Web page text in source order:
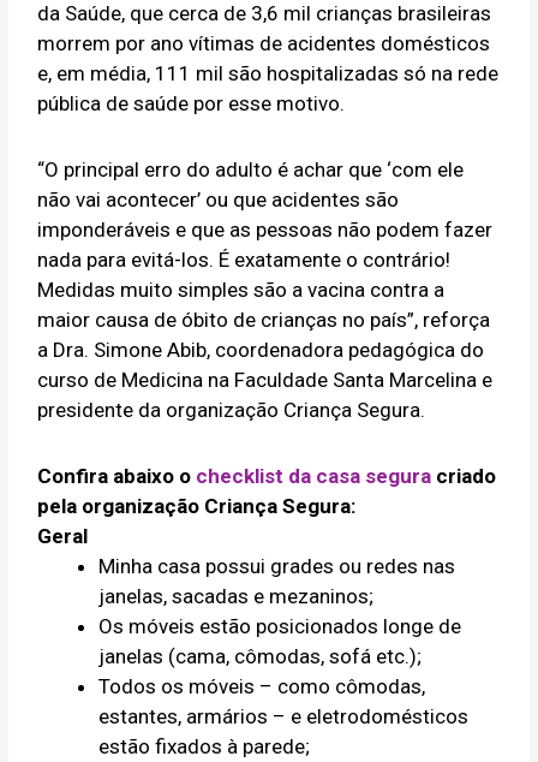
da Saúde, que cerca de 3,6 mil crianças brasileiras
morrem por ano vítimas de acidentes domésticos
e, em média, 111 mil são hospitalizadas só na rede
pública de saúde por esse motivo.
“O principal erro do adulto é achar que ‘com ele
não vai acontecer’ ou que acidentes são
imponderáveis e que as pessoas não podem fazer
nada para evitá-los. É exatamente o contrário!
Medidas muito simples são a vacina contra a
maior causa de óbito de crianças no país”, reforça
a Dra. Simone Abib, coordenadora pedagógica do
curso de Medicina na Faculdade Santa Marcelina e
presidente da organização Criança Segura.
Confira abaixo o checklist da casa segura criado
pela organização Criança Segura:
Geral
Minha casa possui grades ou redes nas
janelas, sacadas e mezaninos;
Os móveis estão posicionados longe de
janelas (cama, cômodas, sofá etc.);
Todos os móveis – como cômodas,
estantes, armários – e eletrodomésticos
estão fixados à parede;